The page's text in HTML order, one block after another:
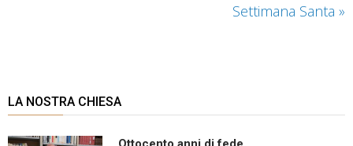
Settimana Santa »
LA NOSTRA CHIESA